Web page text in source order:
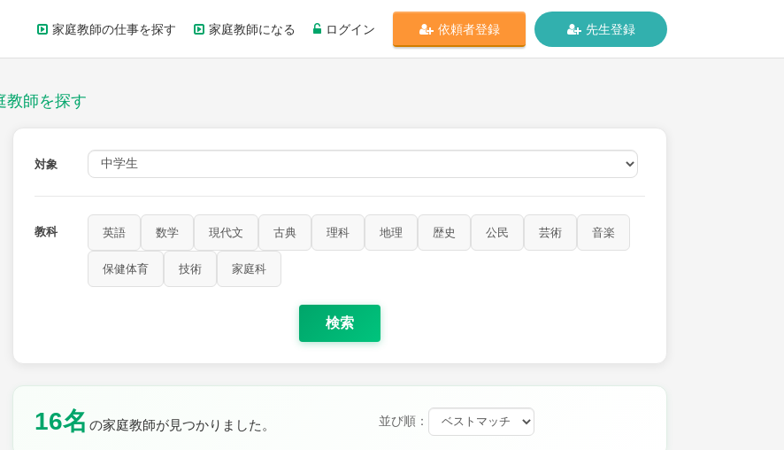
家庭教師の仕事を探す 家庭教師になる ログイン 依頼者登録 先生登録
教師を探す
対象
教科 英語 数学 現代文 古典 理科 地理 歴史 公民 芸術 音楽
保健体育 技術 家庭科
検索
16名 の家庭教師が見つかりました。 並び順：
家庭科